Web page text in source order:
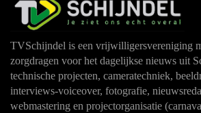
TVSchijndel is een vrijwilligersvereniging
zorgdragen voor het dagelijkse nieuws uit
technische projecten, cameratechniek,
interviews-voiceover, fotografie,
webmastering en projectorganisatie